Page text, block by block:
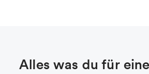
Alles was du für